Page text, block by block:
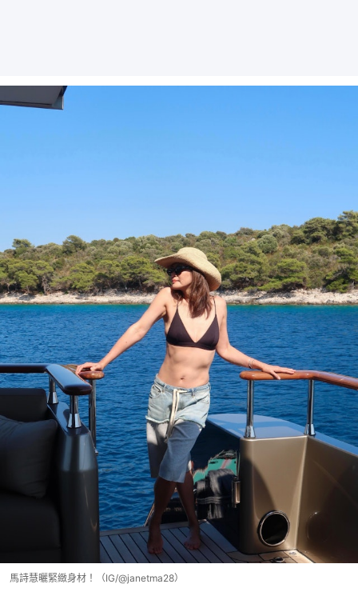
馬詩慧曬緊緻身材！（IG/@janetma28）